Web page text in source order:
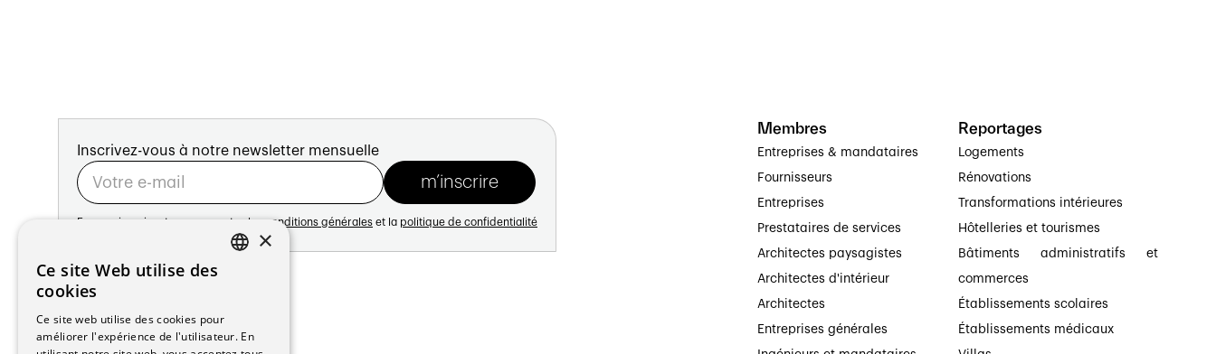
Inscrivez-vous à notre newsletter mensuelle
En vous inscrivant vous acceptez les conditions générales et la politique de confidentialité
Adresse:
Avenue de Longemalle 21
1020 Renens
Suisse
Contact:
Membres
Entreprises & mandataires
Fournisseurs
Entreprises
Prestataires de services
Architectes paysagistes
Architectes d'intérieur
Architectes
Entreprises générales
Reportages
Logements
Rénovations
Transformations intérieures
Hôtelleries et tourismes
Bâtiments administratifs et
commerces
Établissements scolaires
Établissements médicaux
×
Ce site Web utilise des
cookies
Ce site web utilise des cookies pour
améliorer l'expérience de l'utilisateur. En